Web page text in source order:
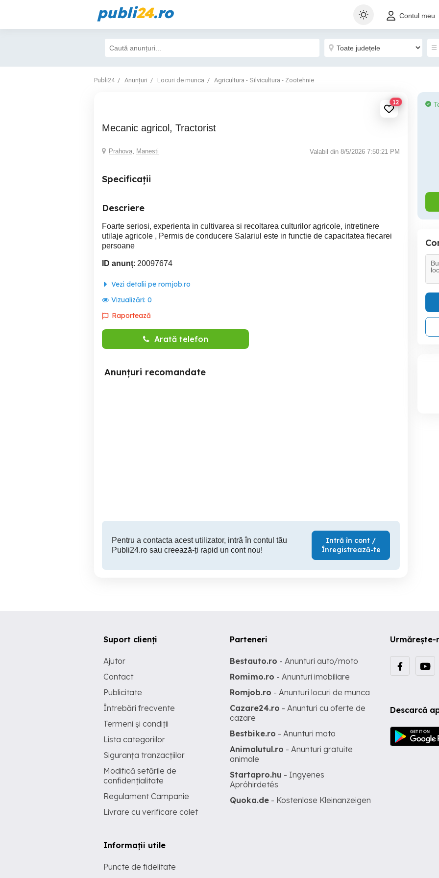
publi24.ro Contul meu
Publi24 Anunțuri Locuri de munca Agricultura - Silvicultura - Zootehnie
12
Mecanic agricol, Tractorist
Prahova, Manesti Valabil din 8/5/2026 7:50:21 PM
Specificații
Descriere
Foarte seriosi, experienta in cultivarea si recoltarea culturilor agricole, intretinere
utilaje agricole , Permis de conducere Salariul este in functie de capacitatea fiecarei
persoane
ID anunț: 20097674
Vezi detalii pe romjob.ro
Vizualizări: 0
Raportează
Arată telefon
Anunțuri recomandate
Pentru a contacta acest utilizator, intră în contul tău
Publi24.ro sau creează-ți rapid un cont nou!
Intră în cont /
Înregistrează-te
Urmărește-
Descarcă
Suport clienți
Ajutor
Contact
Publicitate
Întrebări frecvente
Termeni și condiții
Lista categoriilor
Siguranța tranzacțiilor
Modifică setările de
confidențialitate
Regulament Campanie
Livrare cu verificare colet
Informații utile
Puncte de fidelitate
Parteneri
Bestauto.ro - Anunturi auto/moto
Romimo.ro - Anunturi imobiliare
Romjob.ro - Anunturi locuri de munca
Cazare24.ro - Anunturi cu oferte de
cazare
Bestbike.ro - Anunturi moto
Animalutul.ro - Anunturi gratuite
animale
Startapro.hu - Ingyenes
Apróhirdetés
Quoka.de - Kostenlose Kleinanzeigen